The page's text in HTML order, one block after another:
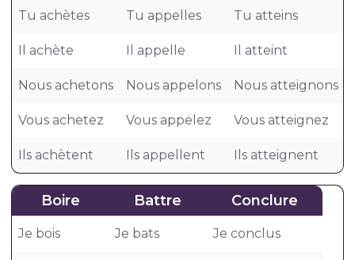
Tu achètes Tu appelles Tu atteins
Il achète Il appelle Il atteint
Nous achetons Nous appelons Nous atteignons
Vous achetez Vous appelez Vous atteignez
Ils achètent Ils appellent Ils atteignent
Boire Battre Conclure
Je bois Je bats Je conclus